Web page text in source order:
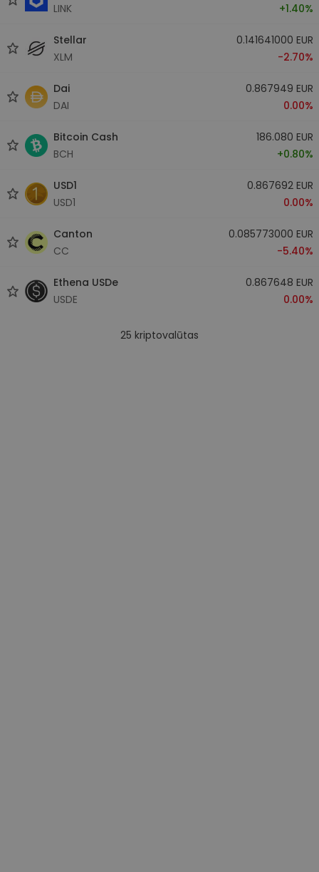
LINK
+1.40%
Stellar
XLM
0.141641000 EUR
-2.70%
Dai
DAI
0.867949 EUR
0.00%
Bitcoin Cash
BCH
186.080 EUR
+0.80%
USD1
USD1
0.867692 EUR
0.00%
Canton
CC
0.085773000 EUR
-5.40%
Ethena USDe
USDE
0.867648 EUR
0.00%
25 kriptovalūtas